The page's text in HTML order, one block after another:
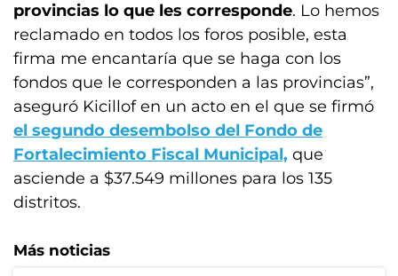
provincias lo que les corresponde. Lo hemos
reclamado en todos los foros posible, esta
firma me encantaría que se haga con los
fondos que le corresponden a las provincias”,
aseguró Kicillof en un acto en el que se firmó
el segundo desembolso del Fondo de
Fortalecimiento Fiscal Municipal, que
asciende a $37.549 millones para los 135
distritos.
Más noticias